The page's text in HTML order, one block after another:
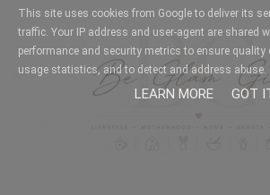
This site uses cookies from Google to deliver its
traffic. Your IP address and user-agent are shared
performance and security metrics to ensure quality
usage statistics, and to detect and address abuse.
LEARN MORE GOT